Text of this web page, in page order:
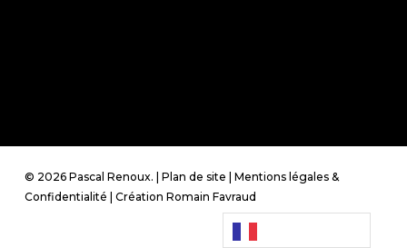
© 2026 Pascal Renoux. | Plan de site
Mentions légales &
Confidentialité | Création Romain Favraud